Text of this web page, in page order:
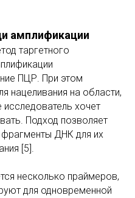
амплификации
таргетного
ПЦР. При этом
нацеливания на области,
хочет
Подход позволяет
ДНК для их
[5].
несколько праймеров,
для одновременной